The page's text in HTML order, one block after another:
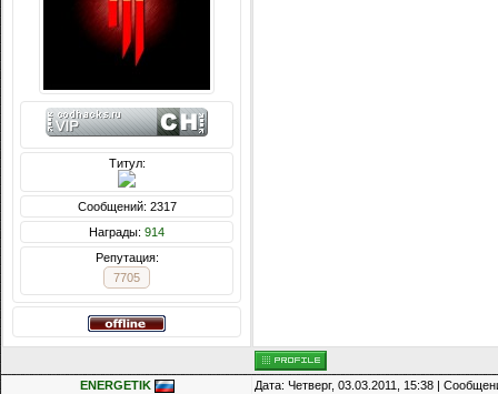
Титул:
Сообщений: 2317
Награды: 914
Репутация:
7705
ENERGETIK Дата: Четверг, 03.03.2011, 15:38 |